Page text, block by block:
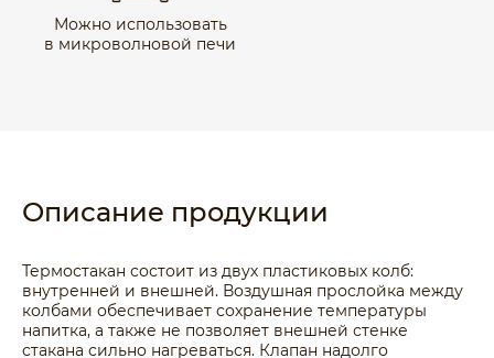
Можно использовать
в микроволновой печи
Описание продукции
Термостакан состоит из двух пластиковых колб:
внутренней и внешней. Воздушная прослойка между
колбами обеспечивает сохранение температуры
напитка, а также не позволяет внешней стенке
стакана сильно нагреваться. Клапан надолго